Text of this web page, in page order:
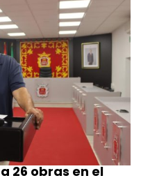
26 obras en el